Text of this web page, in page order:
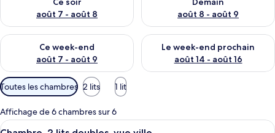
août 7 - août 8
août 8 - août 9
Ce week-end
août 7 - août 9
Vérifier la disponibilité pour ce week-end août 7 - août 9
Le week-end prochain
août 14 - août 16
Vérifier la disponibilité pour
Filtres
disponibles
pour
les
Toutes les chambres 2 lits 1 lit
Affichage de 6 chambres sur 6
Afficher
Une chambre d’hôtel avec une
6